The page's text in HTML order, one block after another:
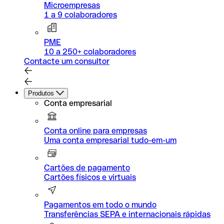
Microempresas
1 a 9 colaboradores
PME
10 a 250+ colaboradores
Contacte um consultor
Produtos
Conta empresarial
Conta online para empresas
Uma conta empresarial tudo-em-um
Cartões de pagamento
Cartões físicos e virtuais
Pagamentos em todo o mundo
Transferências SEPA e internacionais rápidas